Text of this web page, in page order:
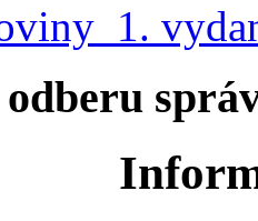
1.